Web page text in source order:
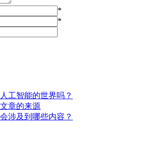
内容就是注释，可以包含多
行。 文档注释写在类、方法或
属性（以后会学到）的前面，
号）括起来的一串字符，例
如： string address="北京市宣
武区牛街北口";//存储地址 整
环境
测试
过的
是整
最
的
作
的准
做
上线
个
*
*
Content
工智能的世界吗？
章的来源
涉及到哪些内容？